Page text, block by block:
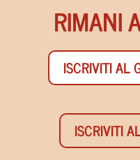
RIMANI
ISCRIVITI AL
ISCRIVITI